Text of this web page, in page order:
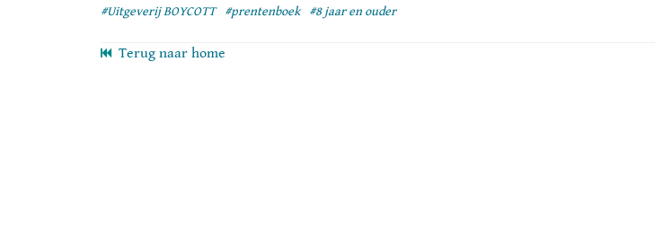
#Uitgeverij BOYCOTT
#prentenboek #8 jaar en ouder
Terug naar home